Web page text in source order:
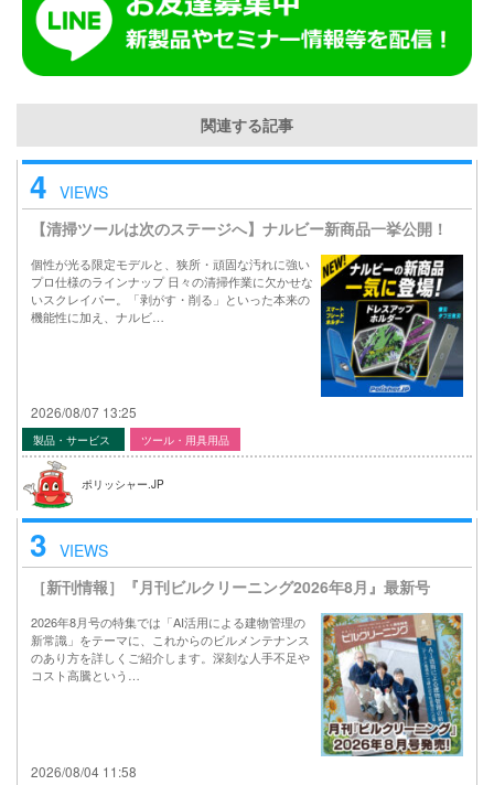
関連する記事
4 VIEWS
【清掃ツールは次のステージへ】ナルビー新商品一挙公開！
個性が光る限定モデルと、狭所・頑固な汚れに強い
プロ仕様のラインナップ 日々の清掃作業に欠かせな
いスクレイパー。「剥がす・削る」といった本来の
機能性に加え、ナルビ…
2026/08/07 13:25
製品・サービス ツール・用具用品
ポリッシャー.JP
3 VIEWS
［新刊情報］『月刊ビルクリーニング2026年8月』最新号
2026年8月号の特集では「AI活用による建物管理の
新常識」をテーマに、これからのビルメンテナンス
のあり方を詳しくご紹介します。深刻な人手不足や
コスト高騰という…
2026/08/04 11:58